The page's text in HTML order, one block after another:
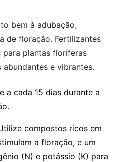
bem à adubação,
de floração. Fertilizantes
plantas floríferas
e vibrantes.
a cada 15 dias durante a
compostos ricos em
a floração, e um
(N) e potássio (K) para